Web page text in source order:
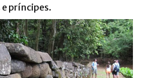
e príncipes.